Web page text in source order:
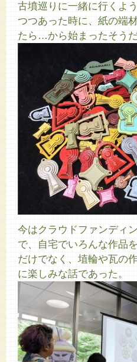
古墳巡りに一緒に行くよ
つつあった時に、紙の端
たら…から始まったそうだ
今はクラウドファンディ
で、自宅でいろんな作品
だけでなく、埴輪や瓦の
に楽しみな話であった。